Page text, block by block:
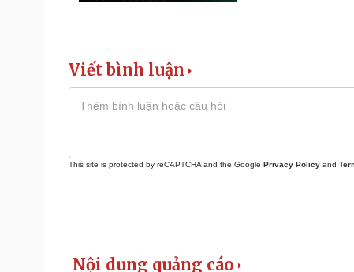
Viết bình luận
This site is protected by reCAPTCHA and the Google Privacy Policy and